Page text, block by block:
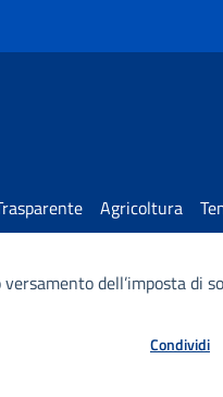
Agricoltura
dell’imposta di
Condividi